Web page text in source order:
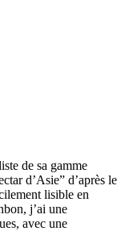
de sa gamme
d’Asie” d’après le
lisible en
j’ai une
avec une